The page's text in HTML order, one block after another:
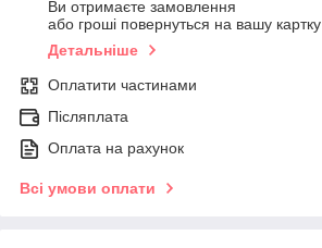
Ви отримаєте замовлення
або гроші повернуться на вашу картку
Детальніше
Оплатити частинами
Післяплата
Оплата на рахунок
Всі умови оплати